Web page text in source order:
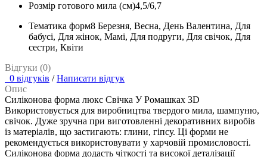
Розмір готового мила (см)4,5/6,7
Тематика форм8 Березня, Весна, День Валентина, Для
бабусі, Для жінок, Мамі, Для подруги, Для свічок, Для
сестри, Квіти
Відгуки (0)
0 відгуків / Написати відгук
Опис
Силіконова форма люкс Свічка У Ромашках 3D
Використовується для виробництва твердого мила, шампуню,
свічок. Дуже зручна при виготовленні декоративних виробів
із матеріалів, що застигають: глини, гіпсу. Ці форми не
рекомендується використовувати у харчовій промисловості.
Силіконова форма додасть чіткості та високої деталізації